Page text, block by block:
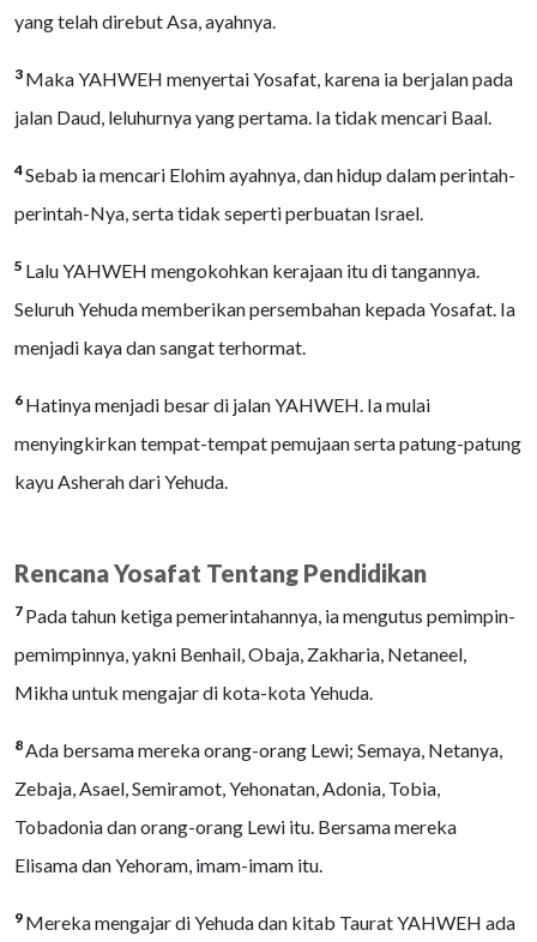
yang telah direbut Asa, ayahnya.
3 Maka YAHWEH menyertai Yosafat, karena ia berjalan pada
jalan Daud, leluhurnya yang pertama. Ia tidak mencari Baal.
4Sebab ia mencari Elohim ayahnya, dan hidup dalam perintah-
perintah-Nya, serta tidak seperti perbuatan Israel.
5 Lalu YAHWEH mengokohkan kerajaan itu di tangannya.
Seluruh Yehuda memberikan persembahan kepada Yosafat. Ia
menjadi kaya dan sangat terhormat.
6 Hatinya menjadi besar di jalan YAHWEH. Ia mulai
menyingkirkan tempat-tempat pemujaan serta patung-patung
kayu Asherah dari Yehuda.
Rencana Yosafat Tentang Pendidikan
7 Pada tahun ketiga pemerintahannya, ia mengutus pemimpin-
pemimpinnya, yakni Benhail, Obaja, Zakharia, Netaneel,
Mikha untuk mengajar di kota-kota Yehuda.
8Ada bersama mereka orang-orang Lewi; Semaya, Netanya,
Zebaja, Asael, Semiramot, Yehonatan, Adonia, Tobia,
Tobadonia dan orang-orang Lewi itu. Bersama mereka
Elisama dan Yehoram, imam-imam itu.
9 Mereka mengajar di Yehuda dan kitab Taurat YAHWEH ada